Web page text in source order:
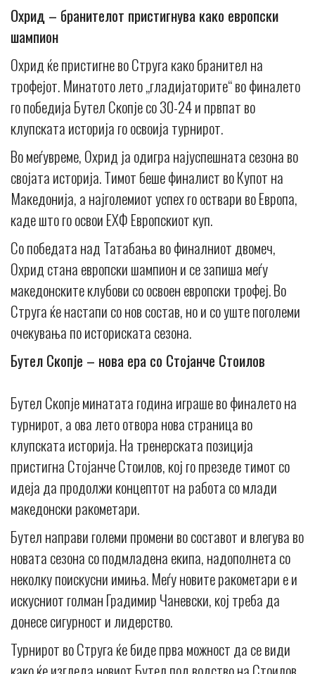
Охрид – бранителот пристигнува како европски
шампион
Oхрид ќе пристигне во Струга како бранител на
трофејот. Минатото лето „гладијаторите“ во финалето
го победија Бутел Скопје со 30-24 и првпат во
клупската историја го освоија турнирот.
Во меѓувреме, Охрид ја одигра најуспешната сезона во
својата историја. Тимот беше финалист во Купот на
Македонија, а најголемиот успех го оствари во Европа,
каде што го освои ЕХФ Европскиот куп.
Со победата над Татабања во финалниот двомеч,
Охрид стана европски шампион и се запиша меѓу
македонските клубови со освоен европски трофеј. Во
Струга ќе настапи со нов состав, но и со уште поголеми
очекувања по историската сезона.
Бутел Скопје – нова ера со Стојанче Стоилов
Бутел Скопје минатата година играше во финалето на
турнирот, а ова лето отвора нова страница во
клупската историја. На тренерската позиција
пристигна Стојанче Стоилов, кој го презеде тимот со
идеја да продолжи концептот на работа со млади
македонски ракометари.
Бутел направи големи промени во составот и влегува во
новата сезона со подмладена екипа, надополнета со
неколку поискусни имиња. Меѓу новите ракометари е и
искусниот голман Градимир Чаневски, кој треба да
донесе сигурност и лидерство.
Турнирот во Струга ќе биде прва можност да се види